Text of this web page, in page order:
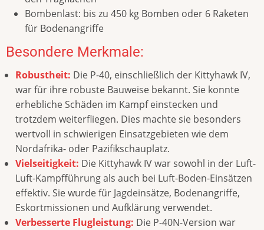
Bombenlast: bis zu 450 kg Bomben oder 6 Raketen
für Bodenangriffe
Besondere Merkmale:
Robustheit: Die P-40, einschließlich der Kittyhawk IV,
war für ihre robuste Bauweise bekannt. Sie konnte
erhebliche Schäden im Kampf einstecken und
trotzdem weiterfliegen. Dies machte sie besonders
wertvoll in schwierigen Einsatzgebieten wie dem
Nordafrika- oder Pazifikschauplatz.
Vielseitigkeit: Die Kittyhawk IV war sowohl in der Luft-
Luft-Kampfführung als auch bei Luft-Boden-Einsätzen
effektiv. Sie wurde für Jagdeinsätze, Bodenangriffe,
Eskortmissionen und Aufklärung verwendet.
Verbesserte Flugleistung: Die P-40N-Version war